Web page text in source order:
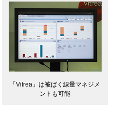
「Vitrea」は被ばく線量マネジメ
ントも可能